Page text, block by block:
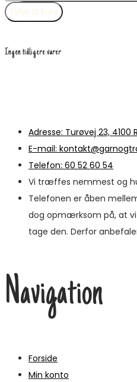
Tilføj til kurv
Ingen tidligere varer
Adresse: Turøvej 23, 4100
E-mail:
Telefon: 60 52 60 54
Vi træffes nemmest og
Telefonen er åben
dog opmærksom på, at
tage den. Derfor
Navigation
Forside
Min konto